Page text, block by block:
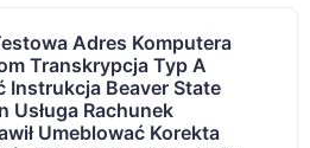
Adres Komputera
Transkrypcja Typ A
Instrukcja Beaver State
Usługa Rachunek
Umeblować Korekta